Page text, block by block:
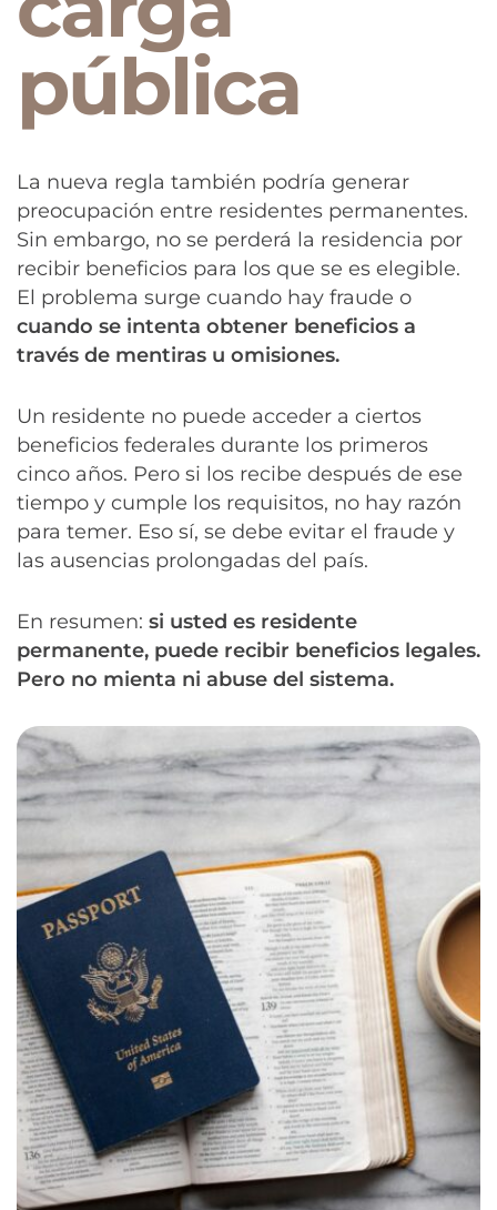
pública
La nueva regla también podría generar
preocupación entre residentes permanentes.
Sin embargo, no se perderá la residencia por
recibir beneficios para los que se es elegible.
El problema surge cuando hay fraude o
cuando se intenta obtener beneficios a
través de mentiras u omisiones.
Un residente no puede acceder a ciertos
beneficios federales durante los primeros
cinco años. Pero si los recibe después de ese
tiempo y cumple los requisitos, no hay razón
para temer. Eso sí, se debe evitar el fraude y
las ausencias prolongadas del país.
En resumen: si usted es residente
permanente, puede recibir beneficios legales.
Pero no mienta ni abuse del sistema.